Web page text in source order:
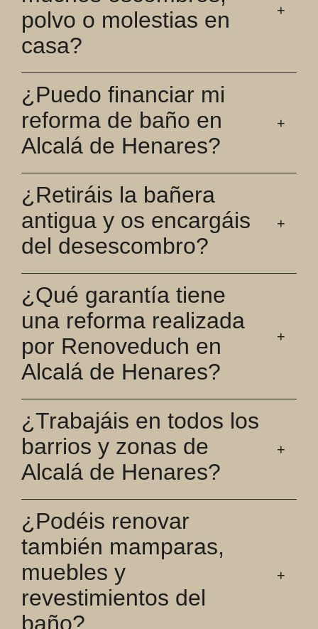
polvo o molestias en
casa?
¿Puedo financiar mi
reforma de baño en
Alcalá de Henares?
¿Retiráis la bañera
antigua y os encargáis
del desescombro?
¿Qué garantía tiene
una reforma realizada
por Renoveduch en
Alcalá de Henares?
¿Trabajáis en todos los
barrios y zonas de
Alcalá de Henares?
¿Podéis renovar
también mamparas,
muebles y
revestimientos del
baño?